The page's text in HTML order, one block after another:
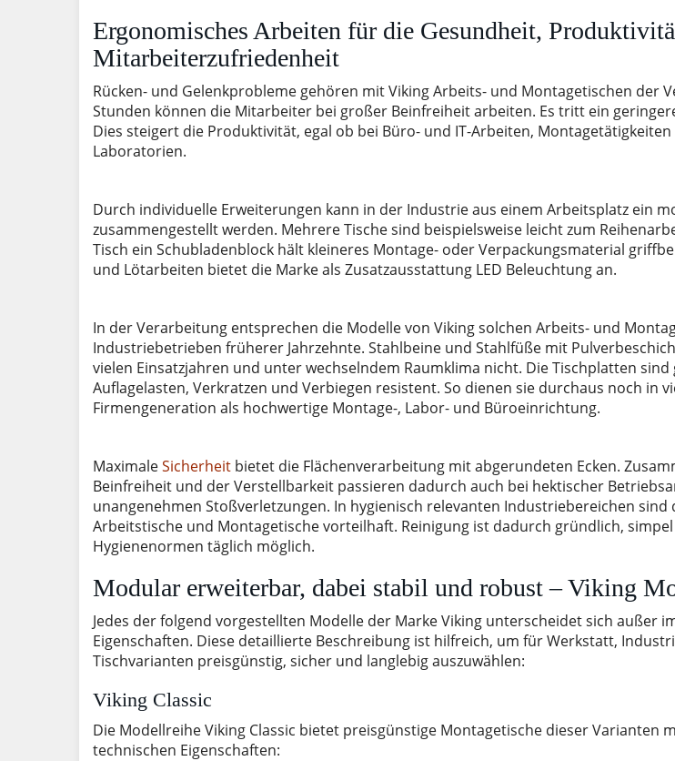
Ergonomisches Arbeiten für die Gesundheit,
Mitarbeiterzufriedenheit
Rücken- und Gelenkprobleme gehören mit Viking Arbeits- und Montagetischen der
Stunden können die Mitarbeiter bei großer Beinfreiheit arbeiten. Es tritt ein
Dies steigert die Produktivität, egal ob bei Büro- und IT-Arbeiten,
Laboratorien.
Durch individuelle Erweiterungen kann in der Industrie aus einem Arbeitsplatz ein
zusammengestellt werden. Mehrere Tische sind beispielsweise leicht zum
Tisch ein Schubladenblock hält kleineres Montage- oder Verpackungsmaterial
und Lötarbeiten bietet die Marke als Zusatzausstattung LED Beleuchtung an.
In der Verarbeitung entsprechen die Modelle von Viking solchen Arbeits- und
Industriebetrieben früherer Jahrzehnte. Stahlbeine und Stahlfüße mit
vielen Einsatzjahren und unter wechselndem Raumklima nicht. Die Tischplatten sind
Auflagelasten, Verkratzen und Verbiegen resistent. So dienen sie durchaus noch in
Firmengeneration als hochwertige Montage-, Labor- und Büroeinrichtung.
MaximaleSicherheit bietet die Flächenverarbeitung mit abgerundeten Ecken.
Beinfreiheit und der Verstellbarkeit passieren dadurch auch bei hektischer
unangenehmen Stoßverletzungen. In hygienisch relevanten Industriebereichen
Arbeitstische und Montagetische vorteilhaft. Reinigung ist dadurch gründlich,
Hygienenormen täglich möglich.
Modular erweiterbar, dabei stabil und robust – Viking
Jedes der folgend vorgestellten Modelle der Marke Viking unterscheidet sich außer
Eigenschaften. Diese detaillierte Beschreibung ist hilfreich, um für Werkstatt,
Tischvarianten preisgünstig, sicher und langlebig auszuwählen:
Viking Classic
Die Modellreihe Viking Classic bietet preisgünstige Montagetische dieser Varianten
technischen Eigenschaften: